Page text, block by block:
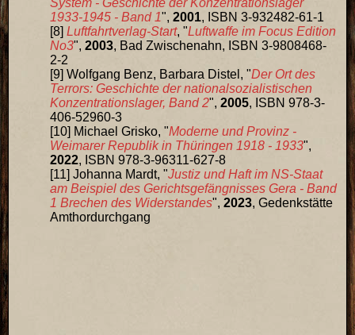
System - Geschichte der Konzentrationslager
1933-1945 - Band 1", 2001, ISBN 3-932482-61-1
Luftfahrtverlag-Start, "Luftwaffe im Focus Edition
No3", 2003, Bad Zwischenahn, ISBN 3-9808468-
2-2
Wolfgang Benz, Barbara Distel, "Der Ort des
Terrors: Geschichte der nationalsozialistischen
Konzentrationslager, Band 2", 2005, ISBN 978-3-
406-52960-3
Michael Grisko, "Moderne und Provinz -
Weimarer Republik in Thüringen 1918 - 1933",
2022, ISBN 978-3-96311-627-8
Johanna Mardt, "Justiz und Haft im NS-Staat
am Beispiel des Gerichtsgefängnisses Gera - Band
1 Brechen des Widerstandes", 2023, Gedenkstätte
Amthordurchgang